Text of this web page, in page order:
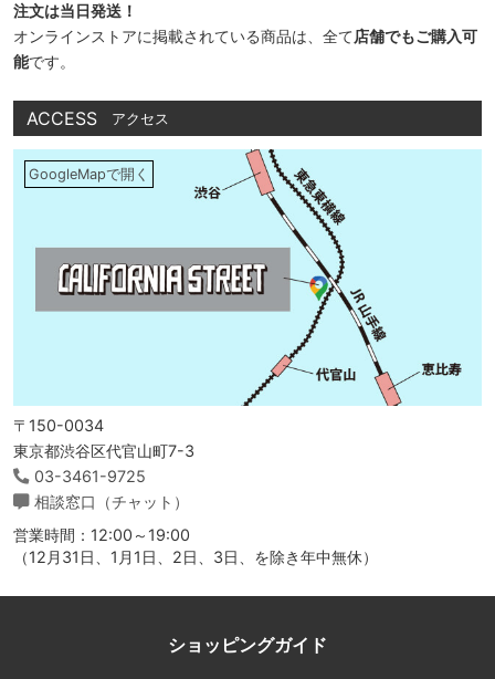
注文は当日発送！
オンラインストアに掲載されている商品は、全て店舗でもご購入可
能です。
ACCESS アクセス
GoogleMapで開く
〒150-0034
東京都渋谷区代官山町7-3
03-3461-9725
相談窓口（チャット）
営業時間：12:00～19:00
（12月31日、1月1日、2日、3日、を除き年中無休）
ショッピングガイド